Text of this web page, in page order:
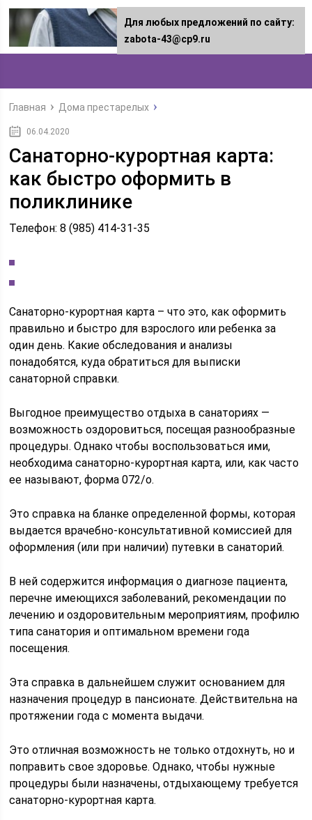
Главная Дома престарелых
06.04.2020
Санаторно-курортная карта:
как быстро оформить в
поликлинике
Телефон: 8 (985) 414-31-35
Санаторно-курортная карта – что это, как оформить
правильно и быстро для взрослого или ребенка за
один день. Какие обследования и анализы
понадобятся, куда обратиться для выписки
санаторной справки.
Выгодное преимущество отдыха в санаториях —
возможность оздоровиться, посещая разнообразные
процедуры. Однако чтобы воспользоваться ими,
необходима санаторно-курортная карта, или, как часто
ее называют, форма 072/о.
Это справка на бланке определенной формы, которая
выдается врачебно-консультативной комиссией для
оформления (или при наличии) путевки в санаторий.
В ней содержится информация о диагнозе пациента,
перечне имеющихся заболеваний, рекомендации по
лечению и оздоровительным мероприятиям, профилю
типа санатория и оптимальном времени года
посещения.
Эта справка в дальнейшем служит основанием для
назначения процедур в пансионате. Действительна на
протяжении года с момента выдачи.
Это отличная возможность не только отдохнуть, но и
поправить свое здоровье. Однако, чтобы нужные
процедуры были назначены, отдыхающему требуется
санаторно-курортная карта.
Для любых предложений по сайту:
zabota-43@cp9.ru